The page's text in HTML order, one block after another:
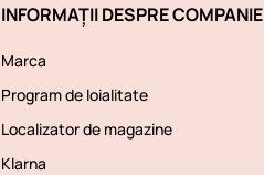
INFORMAȚII DESPRE COMPANIE
Marca
Program de loialitate
Localizator de magazine
Klarna